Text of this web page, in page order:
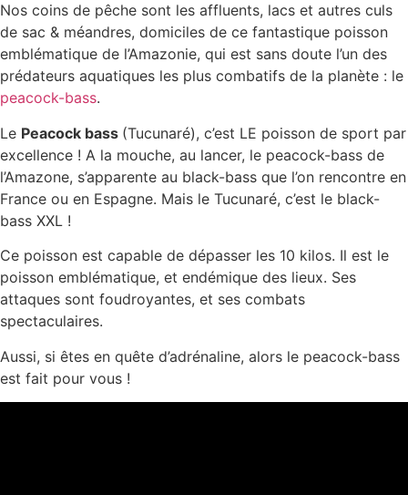
Nos coins de pêche sont les affluents, lacs et autres culs
de sac & méandres, domiciles de ce fantastique poisson
emblématique de l’Amazonie, qui est sans doute l’un des
prédateurs aquatiques les plus combatifs de la planète : le
peacock-bass.
Le Peacock bass (Tucunaré), c’est LE poisson de sport par
excellence ! A la mouche, au lancer, le peacock-bass de
l’Amazone, s’apparente au black-bass que l’on rencontre en
France ou en Espagne. Mais le Tucunaré, c’est le black-
bass XXL !
Ce poisson est capable de dépasser les 10 kilos. Il est le
poisson emblématique, et endémique des lieux. Ses
attaques sont foudroyantes, et ses combats
spectaculaires.
Aussi, si êtes en quête d’adrénaline, alors le peacock-bass
est fait pour vous !